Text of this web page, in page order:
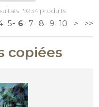
: 9234 produits
5 6 7 8 9 10 > >>
copiées